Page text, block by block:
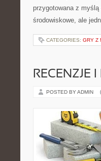
przygotowana z myślą
środowiskowe, ale
CATEGORIES: GRY Z
RECENZJE
POSTED BY ADMIN